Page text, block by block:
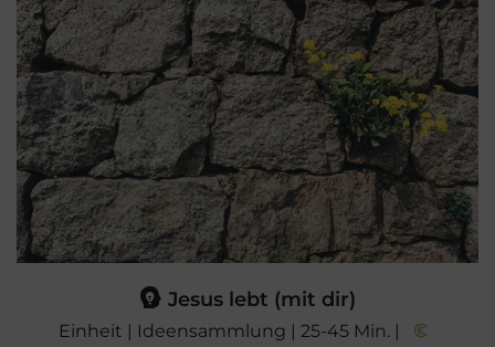
Jesus lebt (mit dir)
Einheit | Ideensammlung | 25-45 Min. |